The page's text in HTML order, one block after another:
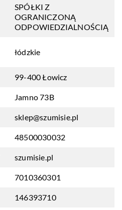
SPÓŁKI Z
OGRANICZONĄ
ODPOWIEDZIALNOŚCIĄ
łódzkie
99-400 Łowicz
Jamno 73B
sklep@szumisie.pl
48500030032
szumisie.pl
7010360301
146393710